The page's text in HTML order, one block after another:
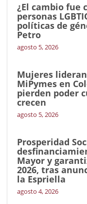
¿El cambio fue
personas
políticas de
Petro
agosto 5, 2026
Mujeres
MiPymes en
pierden poder
crecen
agosto 5, 2026
Prosperidad
Mayor y
2026, tras
la Espriella
agosto 4, 2026